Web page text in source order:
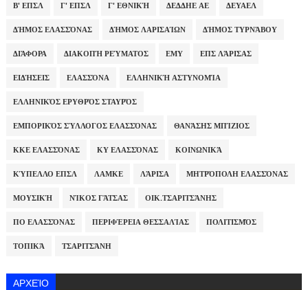
Β' ΕΠΣΛ Γ' ΕΠΣΛ Γ' ΕΘΝΙΚΉ ΔΕΔΔΗΕ ΑΕ ΔΕΥΑΕΛ
ΔΉΜΟΣ ΕΛΑΣΣΌΝΑΣ ΔΉΜΟΣ ΛΑΡΙΣΑΊΩΝ ΔΉΜΟΣ ΤΥΡΝΆΒΟΥ
ΔΙΆΦΟΡΑ ΔΙΑΚΟΠΉ ΡΕΎΜΑΤΟΣ ΕΜΥ ΕΠΣ ΛΆΡΙΣΑΣ
ΕΙΔΉΣΕΙΣ ΕΛΑΣΣΌΝΑ ΕΛΛΗΝΙΚΉ ΑΣΤΥΝΟΜΊΑ
ΕΛΛΗΝΙΚΌΣ ΕΡΥΘΡΌΣ ΣΤΑΥΡΌΣ
ΕΜΠΟΡΙΚΌΣ ΣΎΛΛΟΓΟΣ ΕΛΑΣΣΌΝΑΣ ΘΑΝΆΣΗΣ ΜΠΊΖΙΟΣ
ΚΚΕ ΕΛΑΣΣΌΝΑΣ ΚΥ ΕΛΑΣΣΌΝΑΣ ΚΟΙΝΩΝΙΚΆ
ΚΎΠΕΛΛΟ ΕΠΣΛ ΛΑΜΚΕ ΛΆΡΙΣΑ ΜΗΤΡΌΠΟΛΗ ΕΛΑΣΣΌΝΑΣ
ΜΟΥΣΙΚΉ ΝΊΚΟΣ ΓΆΤΣΑΣ ΟΙΚ.ΤΣΑΡΙΤΣΆΝΗΣ
ΠΟ ΕΛΑΣΣΌΝΑΣ ΠΕΡΙΦΈΡΕΙΑ ΘΕΣΣΑΛΊΑΣ ΠΟΛΙΤΙΣΜΌΣ
ΤΟΠΙΚΆ ΤΣΑΡΙΤΣΆΝΗ
ΑΡΧΕΊΟ